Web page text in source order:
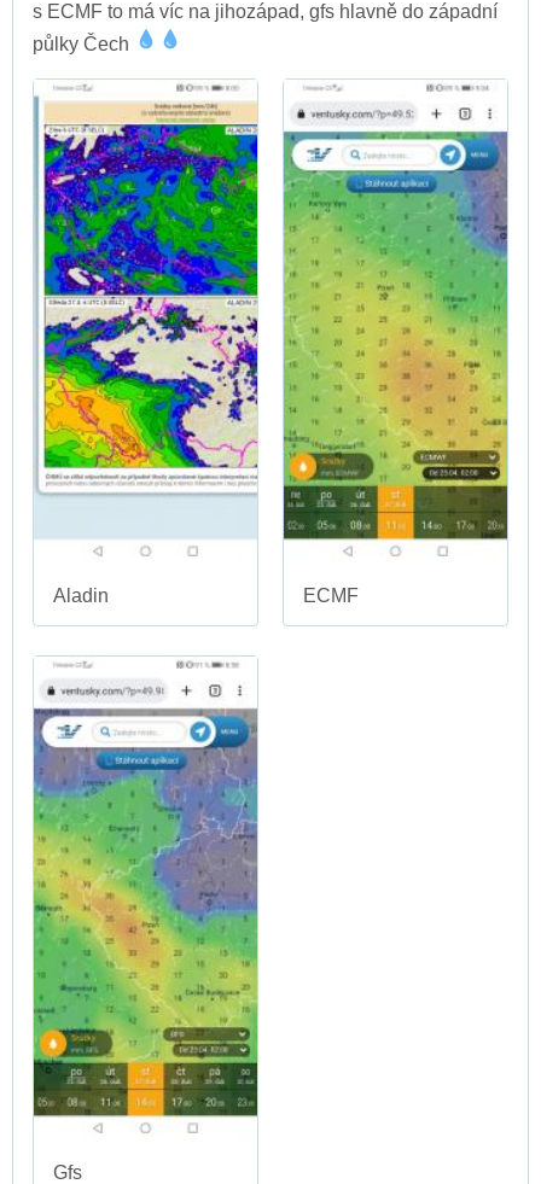
s ECMF to má víc na jihozápad, gfs hlavně do západní
půlky Čech
Aladin ECMF
Gfs